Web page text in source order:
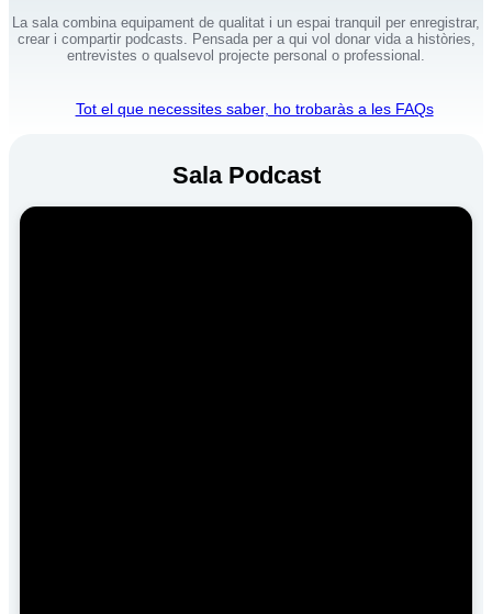
La sala combina equipament de qualitat i un espai tranquil per enregistrar,
crear i compartir podcasts. Pensada per a qui vol donar vida a històries,
entrevistes o qualsevol projecte personal o professional.
Tot el que necessites saber, ho trobaràs a les FAQs
Sala Podcast